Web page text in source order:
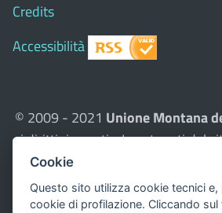
Credits
Accessibilità
© 2009 - 2021 Unione Montana
i diritti riservati - I contenuti del
sono di proprietà dell'Unione -
Questo sito utilizza, nella versione
DISLESSIA,Biancoenero ®, una
Cookie
Questo sito utilizza cookie tecnici
cookie di profilazione. Cliccando